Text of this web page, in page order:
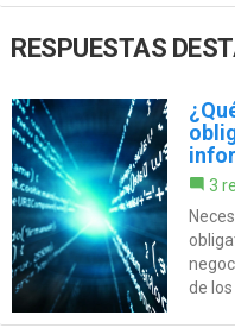
RESPUESTAS
3
de